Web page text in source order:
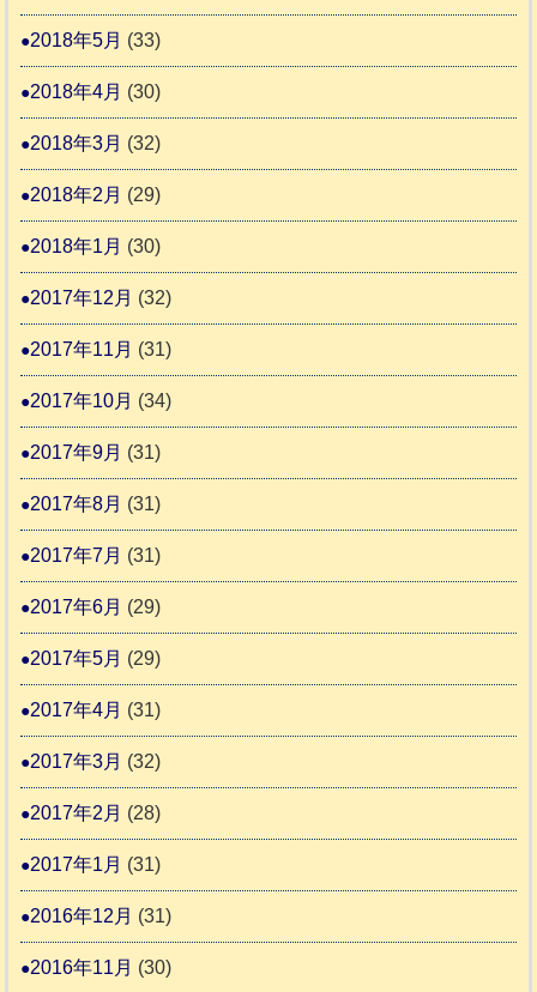
2018年5月 (33)
2018年4月 (30)
2018年3月 (32)
2018年2月 (29)
2018年1月 (30)
2017年12月 (32)
2017年11月 (31)
2017年10月 (34)
2017年9月 (31)
2017年8月 (31)
2017年7月 (31)
2017年6月 (29)
2017年5月 (29)
2017年4月 (31)
2017年3月 (32)
2017年2月 (28)
2017年1月 (31)
2016年12月 (31)
2016年11月 (30)